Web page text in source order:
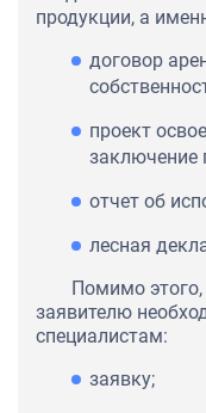
продукции, а
договор
проект
заключение
отчет об
лесная
Помимо
заявителю
специалистам:
заявку;